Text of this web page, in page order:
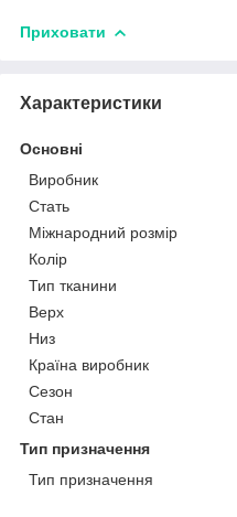
Приховати
Характеристики
Основні
Виробник
Стать
Міжнародний розмір
Колір
Тип тканини
Верх
Низ
Країна виробник
Сезон
Стан
Тип призначення
Тип призначення